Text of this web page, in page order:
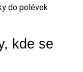
do polévek
kde se